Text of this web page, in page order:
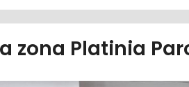
zona Platinia